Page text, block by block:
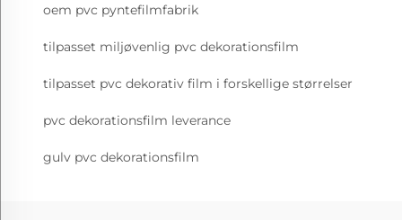
oem pvc pyntefilmfabrik
tilpasset miljøvenlig pvc dekorationsfilm
tilpasset pvc dekorativ film i forskellige størrelser
pvc dekorationsfilm leverance
gulv pvc dekorationsfilm